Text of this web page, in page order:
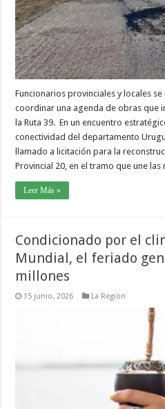
Funcionarios provinciales y locales
coordinar una agenda de obras que
la Ruta 39.⁣ ⁣ En un encuentro
conectividad del departamento
llamado a licitación para la
Provincial 20, en el tramo que une
Leer Más »
Condicionado por el
Mundial, el feriado
millones
15 junio, 2026 La Región